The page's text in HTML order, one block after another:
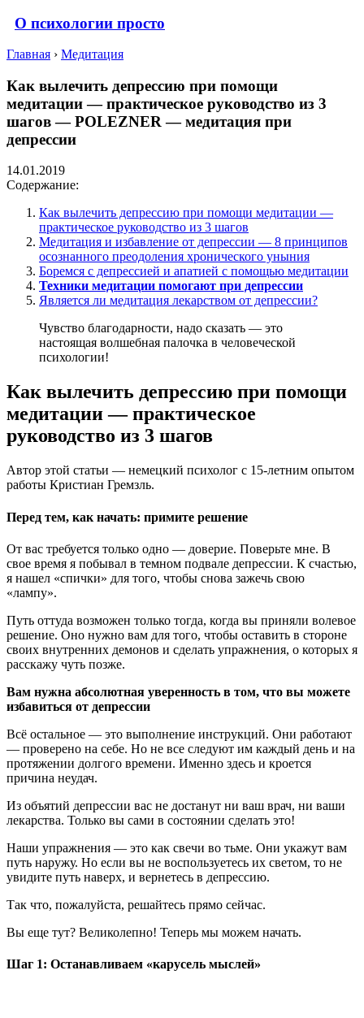
О психологии просто
Главная › Медитация
Как вылечить депрессию при помощи
медитации — практическое руководство из 3
шагов — POLEZNER — медитация при
депрессии
14.01.2019
Содержание:
Как вылечить депрессию при помощи медитации —
практическое руководство из 3 шагов
Медитация и избавление от депрессии — 8 принципов
осознанного преодоления хронического уныния
Боремся с депрессией и апатией с помощью медитации
Техники медитации помогают при депрессии
Является ли медитация лекарством от депрессии?
Чувство благодарности, надо сказать — это
настоящая волшебная палочка в человеческой
психологии!
Как вылечить депрессию при помощи
медитации — практическое
руководство из 3 шагов
Автор этой статьи — немецкий психолог с 15-летним опытом
работы Кристиан Гремзль.
Перед тем, как начать: примите решение
От вас требуется только одно — доверие. Поверьте мне. В
свое время я побывал в темном подвале депрессии. К счастью,
я нашел «спички» для того, чтобы снова зажечь свою
«лампу».
Путь оттуда возможен только тогда, когда вы приняли волевое
решение. Оно нужно вам для того, чтобы оставить в стороне
своих внутренних демонов и сделать упражнения, о которых я
расскажу чуть позже.
Вам нужна абсолютная уверенность в том, что вы можете
избавиться от депрессии
Всё остальное — это выполнение инструкций. Они работают
— проверено на себе. Но не все следуют им каждый день и на
протяжении долгого времени. Именно здесь и кроется
причина неудач.
Из объятий депрессии вас не достанут ни ваш врач, ни ваши
лекарства. Только вы сами в состоянии сделать это!
Наши упражнения — это как свечи во тьме. Они укажут вам
путь наружу. Но если вы не воспользуетесь их светом, то не
увидите путь наверх, и вернетесь в депрессию.
Так что, пожалуйста, решайтесь прямо сейчас.
Вы еще тут? Великолепно! Теперь мы можем начать.
Шаг 1: Останавливаем «карусель мыслей»